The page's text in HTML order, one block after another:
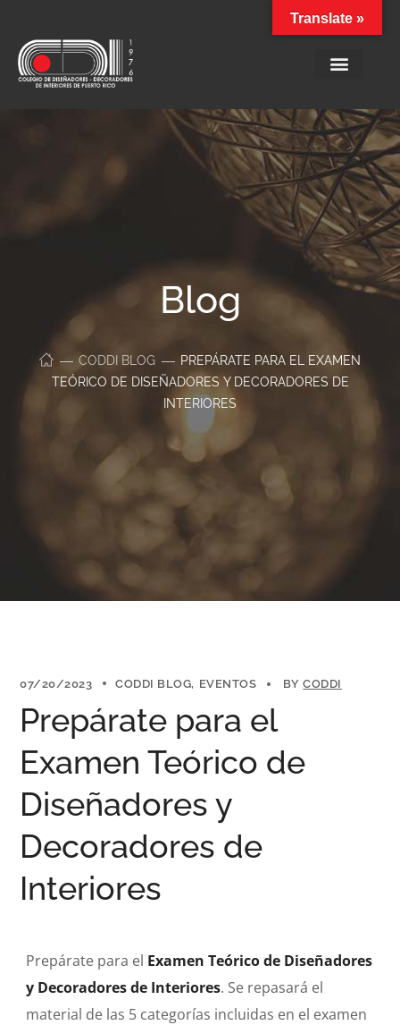
Blog
CODDI BLOG
PREPÁRATE PARA EL EXAMEN
TEÓRICO DE DISEÑADORES Y DECORADORES DE
INTERIORES
07/20/2023 CODDI BLOG EVENTOS BYCODDI
Prepárate para el
Examen Teórico de
Diseñadores y
Decoradores de
Interiores
Prepárate para el Examen Teórico de Diseñadores
y Decoradores de Interiores. Se repasará el
material de las 5 categorías incluidas en el examen
Translate »